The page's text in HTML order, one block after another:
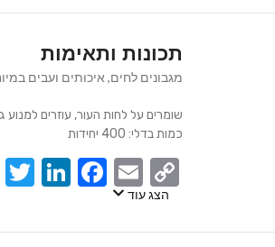
תכונות ותאימות
מגבונים לחים, איכותים ועבים
שומרים על לחות העור, עוזרים למנוע
כמות בדלי: 400 יחידות
Copy
Link
Email
הצג עוד